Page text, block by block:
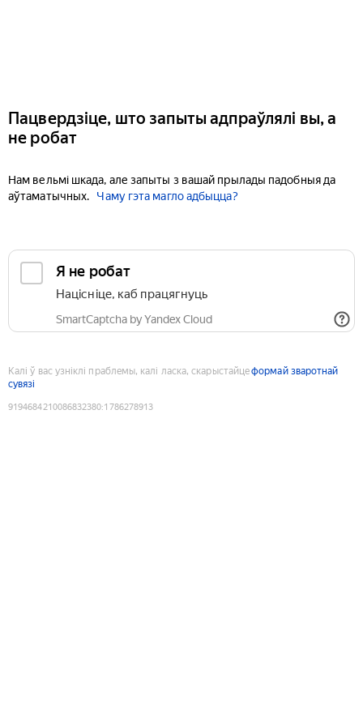
Пацвердзіце, што запыты адпраўлялі вы, а
не робат
Нам вельмі шкада, але запыты з вашай прылады падобныя да
аўтаматычных.
Чаму гэта магло адбыцца?
Я не робат
Націсніце, каб працягнуць
SmartCaptcha by Yandex Cloud
Калі ў вас узніклі праблемы, калі ласка, скарыстайцеформай зваротнай
сувязі
9194684210086832380:1786278913